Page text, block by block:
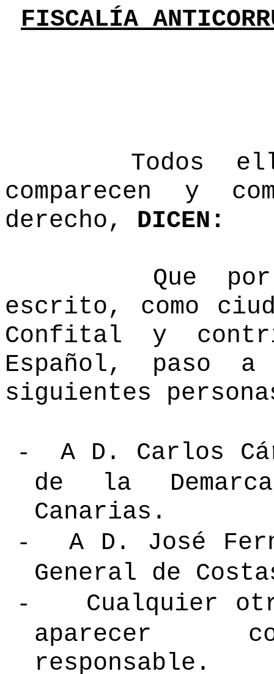
FISCALÍA
Todos ellos
comparecen y
derecho, DICEN:
Que por
escrito, como
Confital y
Español, paso a
siguientes
-
A D. Carlos
de la
Canarias.
-
A D. José
General de
-
Cualquier
aparecer
responsable.